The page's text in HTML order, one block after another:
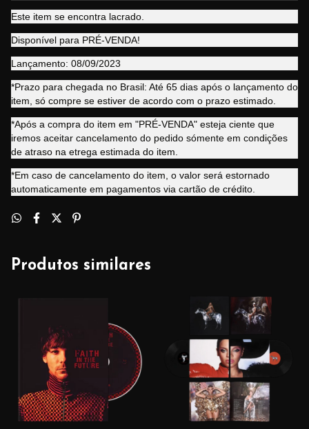
Este item se encontra lacrado.
Disponível para PRÉ-VENDA!
Lançamento: 08/09/2023
*Prazo para chegada no Brasil: Até 65 dias após o lançamento do
item, só compre se estiver de acordo com o prazo estimado.
*Após a compra do item em "PRÉ-VENDA" esteja ciente que
iremos aceitar cancelamento do pedido sómente em condições
de atraso na etrega estimada do item.
*Em caso de cancelamento do item, o valor será estornado
automaticamente em pagamentos via cartão de crédito.
Produtos similares